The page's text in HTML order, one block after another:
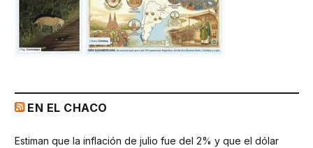
EN EL CHACO
Estiman que la inflación de julio fue del 2% y que el dólar